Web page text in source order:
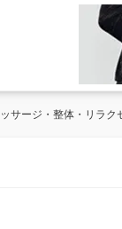
サージ・整体・リラ